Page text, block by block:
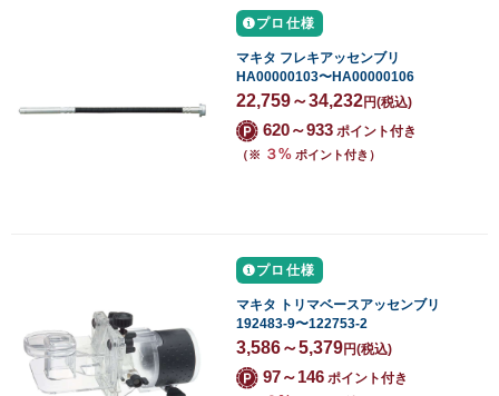
プロ仕様
マキタ フレキアッセンブリ
HA00000103〜HA00000106
22,759～34,232円(税込)
620～933 ポイント付き
（※ ３% ポイント付き）
プロ仕様
マキタ トリマベースアッセンブリ
192483-9〜122753-2
3,586～5,379円(税込)
97～146 ポイント付き